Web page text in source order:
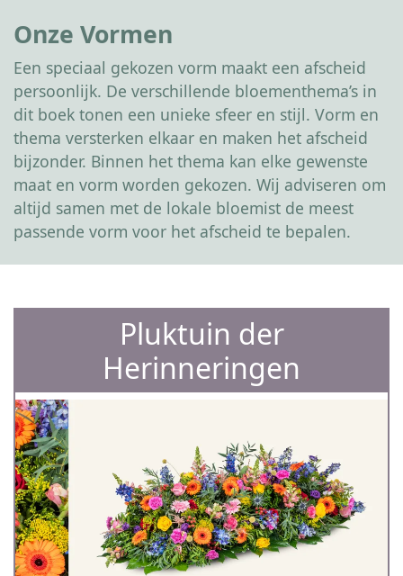
Onze Vormen
Een speciaal gekozen vorm maakt een afscheid
persoonlijk. De verschillende bloementhema’s in
dit boek tonen een unieke sfeer en stijl. Vorm en
thema versterken elkaar en maken het afscheid
bijzonder. Binnen het thema kan elke gewenste
maat en vorm worden gekozen. Wij adviseren om
altijd samen met de lokale bloemist de meest
passende vorm voor het afscheid te bepalen.
Pluktuin der
Herinneringen